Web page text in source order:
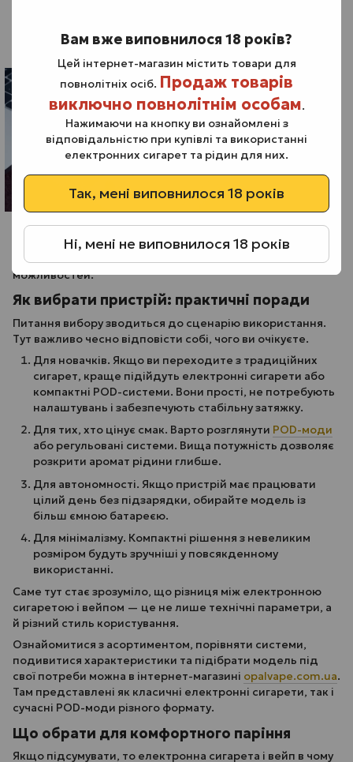
Вам вже виповнилося 18 років?
Цей інтернет-магазин містить товари для
повнолітніх осіб. Продаж товарів
виключно повнолітнім особам.
Нажимаючи на кнопку ви ознайомлені з
відповідальністю при купівлі та використанні
електронних сигарет та рідин для них.
Так, мені виповнилося 18 років
Ні, мені не виповнилося 18 років
вищій потужності.
Саме у цих моментах полягає різниця між вейпом і
електронною сигаретою на практиці. Якщо коротко —
вейп відрізняється від електронної сигарети масштабом
можливостей.
Як вибрати пристрій: практичні поради
Питання вибору зводиться до сценарію використання.
Тут важливо чесно відповісти собі, чого ви очікуєте.
Для новачків. Якщо ви переходите з традиційних
сигарет, краще підійдуть електронні сигарети або
компактні POD-системи. Вони прості, не потребують
налаштувань і забезпечують стабільну затяжку.
Для тих, хто цінує смак. Варто розглянути POD-моди
або регульовані системи. Вища потужність дозволяє
розкрити аромат рідини глибше.
Для автономності. Якщо пристрій має працювати
цілий день без підзарядки, обирайте модель із
більш ємною батареєю.
Для мінімалізму. Компактні рішення з невеликим
розміром будуть зручніші у повсякденному
використанні.
Саме тут стає зрозуміло, що різниця між електронною
сигаретою і вейпом — це не лише технічні параметри, а
й різний стиль користування.
Ознайомитися з асортиментом, порівняти системи,
подивитися характеристики та підібрати модель під
свої потреби можна в інтернет-магазині opalvape.com.ua.
Там представлені як класичні електронні сигарети, так і
сучасні POD-моди різного формату.
Що обрати для комфортного паріння
Якщо підсумувати, то електронна сигарета і вейп в чому